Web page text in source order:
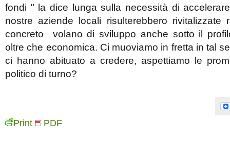
fondi " la dice lunga sulla necessità di
nostre aziende locali risulterebbero rivitalizzate
concreto volano di sviluppo anche sotto il
oltre che economica. Ci muoviamo in fretta in tal
ci hanno abituato a credere, aspettiamo le
politico di turno?
Print PDF